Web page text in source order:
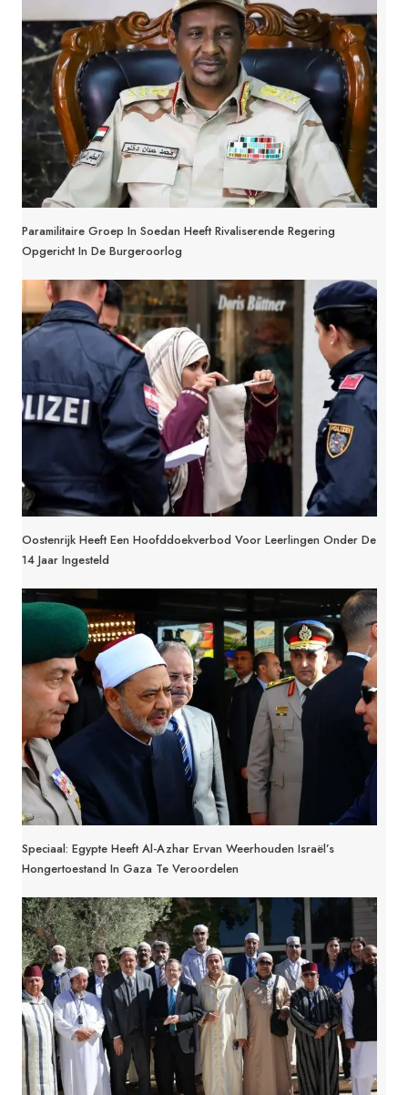
Paramilitaire Groep In Soedan Heeft Rivaliserende Regering
Opgericht In De Burgeroorlog
Oostenrijk Heeft Een Hoofddoekverbod Voor Leerlingen Onder De
14 Jaar Ingesteld
Speciaal: Egypte Heeft Al-Azhar Ervan Weerhouden Israël’s
Hongertoestand In Gaza Te Veroordelen